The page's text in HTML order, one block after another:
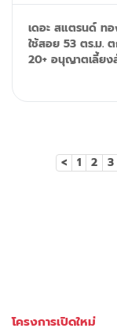
เดอะ สแตรนด์ ท
ใช้สอย 53 ตร.ม.
20+ อนุญาตเลี้ยงสัตว์ สิ่งอำนวยความสะดวก
Line:
< 1 2 3
โครงการเปิดใหม่